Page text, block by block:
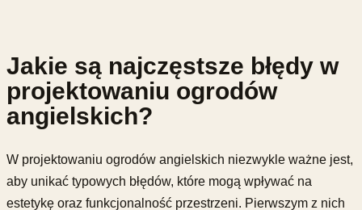
Jakie są najczęstsze błędy w
projektowaniu ogrodów
angielskich?
W projektowaniu ogrodów angielskich niezwykle ważne jest,
aby unikać typowych błędów, które mogą wpływać na
estetykę oraz funkcjonalność przestrzeni. Pierwszym z nich